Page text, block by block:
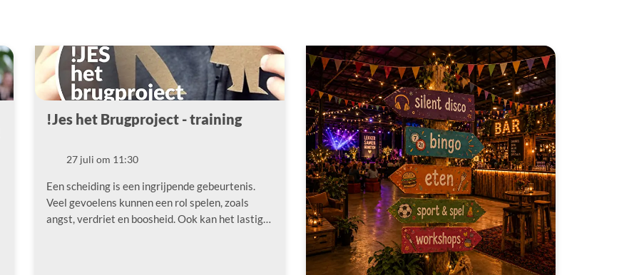
!Jes het Brugproject - training
Datum
27 juli om 11:30
Een scheiding is een ingrijpende gebeurtenis.
Veel gevoelens kunnen een rol spelen, zoals
angst, verdriet en boosheid. Ook kan het lastig…